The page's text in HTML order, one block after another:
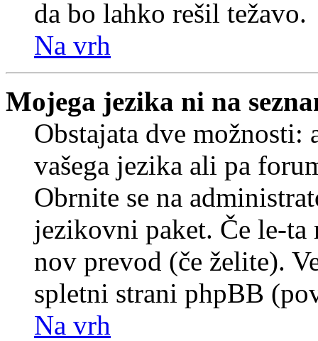
da bo lahko rešil težavo.
Na vrh
Mojega jezika ni na
Obstajata dve
vašega jezika ali pa
Obrnite se na
jezikovni paket. Če le-ta
nov prevod (če želite).
spletni strani phpBB
Na vrh